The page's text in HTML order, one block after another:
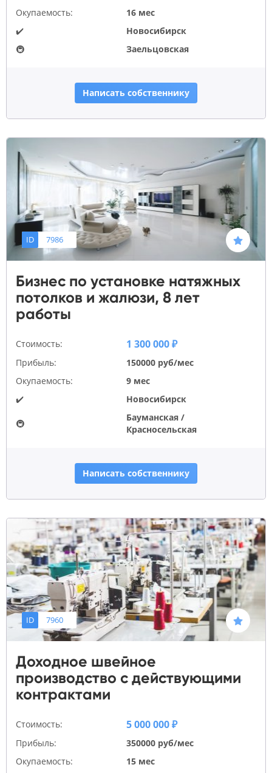
Окупаемость:
16 мес
✔️
Новосибирск
🚇
Заельцовская
Написать собственнику
ID 7986
Бизнес по установке натяжных
потолков и жалюзи, 8 лет
работы
Стоимость: 1 300 000 ₽
Прибыль:
150000 руб/мес
Окупаемость:
9 мес
✔️
Новосибирск
🚇
Бауманская /
Красносельская
Написать собственнику
ID 7960
Доходное швейное
производство с действующими
контрактами
Стоимость: 5 000 000 ₽
Прибыль:
350000 руб/мес
Окупаемость:
15 мес